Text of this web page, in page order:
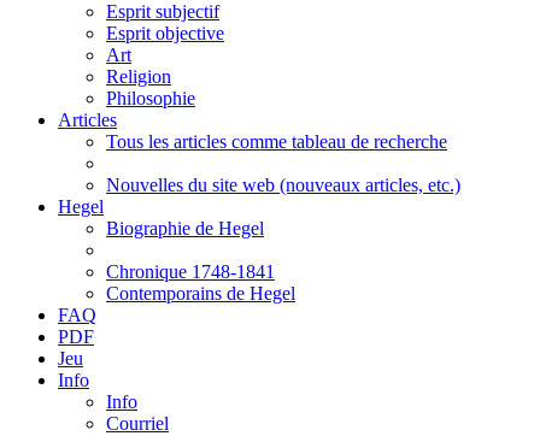
Esprit subjectif
Esprit objective
Art
Religion
Philosophie
Articles
Tous les articles comme tableau de recherche
Nouvelles du site web (nouveaux articles, etc.)
Hegel
Biographie de Hegel
Chronique 1748-1841
Contemporains de Hegel
FAQ
PDF
Jeu
Info
Info
Courriel